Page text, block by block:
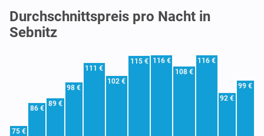
Durchschnittspreis pro Nacht in
Sebnitz
75 €
86 €
89 €
98 €
111 €
102 €
115 € 116 €
108 €
116 €
92 €
99 €